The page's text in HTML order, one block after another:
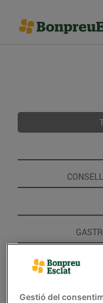
Gestió del